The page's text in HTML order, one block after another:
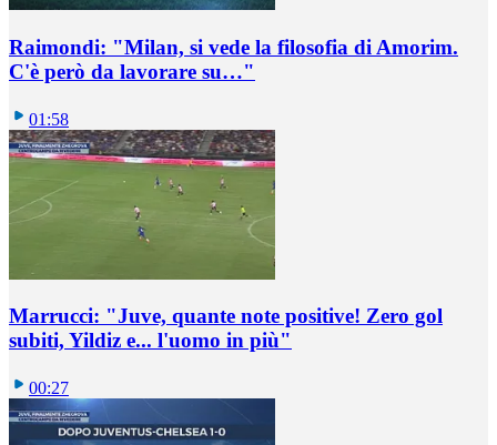
Raimondi: "Milan, si vede la filosofia di Amorim.
C'è però da lavorare su…"
01:58
Marrucci: "Juve, quante note positive! Zero gol
subiti, Yildiz e... l'uomo in più"
00:27